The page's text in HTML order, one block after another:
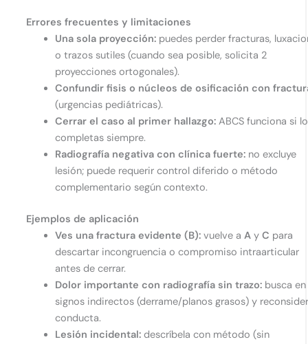
Errores frecuentes y limitaciones
Una sola proyección: puedes perder fracturas,
o trazos sutiles (cuando sea posible, solicita 2
proyecciones ortogonales).
Confundir fisis o núcleos de osificación con
(urgencias pediátricas).
Cerrar el caso al primer hallazgo: ABCS funciona si lo
completas siempre.
Radiografía negativa con clínica fuerte: no excluye
lesión; puede requerir control diferido o método
complementario según contexto.
Ejemplos de aplicación
Ves una fractura evidente (B): vuelve aA yC para
descartar incongruencia o compromiso intraarticular
antes de cerrar.
Dolor importante con radiografía sin trazo: busca
signos indirectos (derrame/planos grasos) y
conducta.
Lesión incidental: descríbela con método (sin